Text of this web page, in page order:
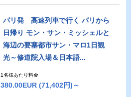
パリ発 高速列車で行く パリから
日帰り モン・サン・ミッシェルと
海辺の要塞都市サン・マロ1日観
光～修道院入場＆日本語...
1名様あたり料金
380.00EUR (71,402円)～